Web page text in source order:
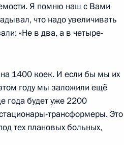
Я помню наш с Вами
что надо увеличивать
«Не в два, а в четыре-
1400 коек. И если бы мы их
году мы заложили ещё
года будет уже 2200
трансформеры. Это
тех плановых больных,